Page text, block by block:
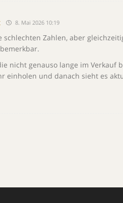
8. Mai 2026 10:19
schlechten Zahlen, aber
nicht genauso lange im Verkauf
einholen und danach sieht es